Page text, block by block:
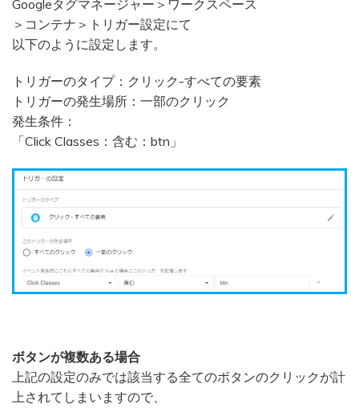
Googleタグマネージャー＞ワークスペース
＞コンテナ＞トリガー設定にて
以下のように設定します。
トリガーのタイプ：クリック-すべての要素
トリガーの発生場所：一部のクリック
発生条件：
「Click Classes：含む：btn」
ボタンが複数ある場合
上記の設定のみでは該当する全てのボタンのクリックが計
上されてしまいますので、